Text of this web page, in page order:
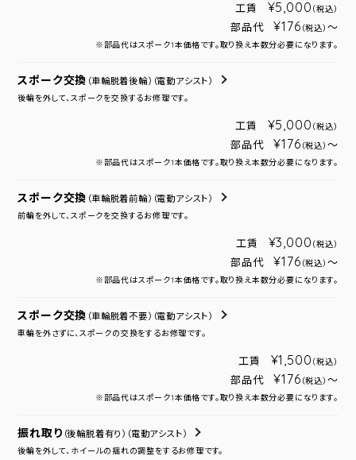
工賃 ¥5,000 （税込）
部品代 ¥176 （税込） ～
※部品代はスポーク1本価格です。取り換え本数分必要になります。
スポーク交換 （車輪脱着後輪） （電動アシスト）
後輪を外して、スポークを交換するお修理です。
工賃 ¥5,000 （税込）
部品代 ¥176 （税込） ～
※部品代はスポーク1本価格です。取り換え本数分必要になります。
スポーク交換 （車輪脱着前輪） （電動アシスト）
前輪を外して、スポークを交換するお修理です。
工賃 ¥3,000 （税込）
部品代 ¥176 （税込） ～
※部品代はスポーク1本価格です。取り換え本数分必要になります。
スポーク交換 （車輪脱着不要） （電動アシスト）
車輪を外さずに、スポークの交換をするお修理です。
工賃 ¥1,500 （税込）
部品代 ¥176 （税込） ～
※部品代はスポーク1本価格です。取り換え本数分必要になります。
振れ取り （後輪脱着有り） （電動アシスト）
後輪を外して、ホイールの揺れの調整をするお修理です。